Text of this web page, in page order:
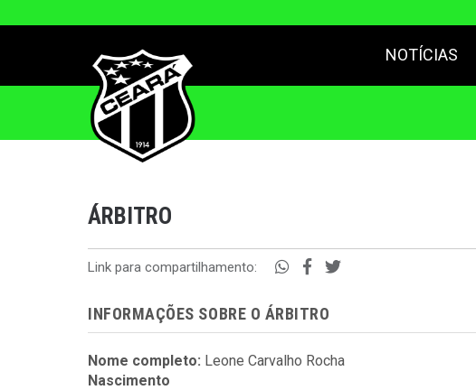
NOTÍCIAS
ÁRBITRO
Link para compartilhamento:
INFORMAÇÕES SOBRE O ÁRBITRO
Nome completo: Leone Carvalho Rocha
Nascimento